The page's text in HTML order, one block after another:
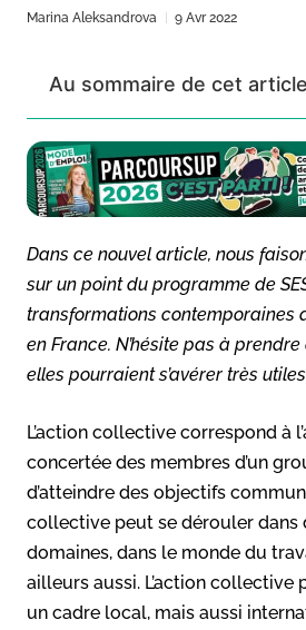
Marina Aleksandrova 9 Avr 2022
Au sommaire de cet
Dans ce nouvel article, nous
sur un point du programme de
transformations contemporaines
en France. N’hésite pas à
elles pourraient s’avérer très
L’action collective correspond à
concertée des membres d’un
d’atteindre des objectifs
collective peut se dérouler dans
domaines, dans le monde du
ailleurs aussi. L’action collective
un cadre local, mais aussi